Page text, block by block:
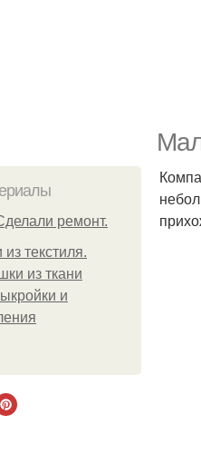
ремонт.
текстиля.
из ткани
и